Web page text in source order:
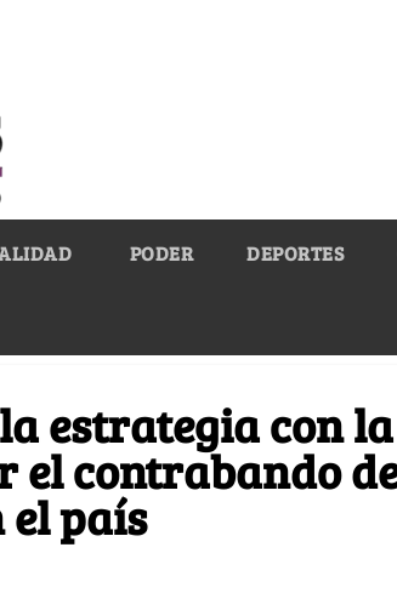
PODER DEPORTES
estrategia con la
el contrabando
país